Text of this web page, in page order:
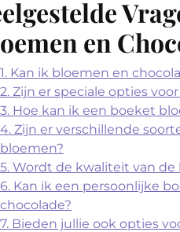
en
1. Kan ik bloemen en
2. Zijn er speciale opties
3. Hoe kan ik een boeket
4. Zijn er verschillende
bloemen?
5. Wordt de kwaliteit van
6. Kan ik een persoonlijke
chocolade?
7. Bieden jullie ook opties